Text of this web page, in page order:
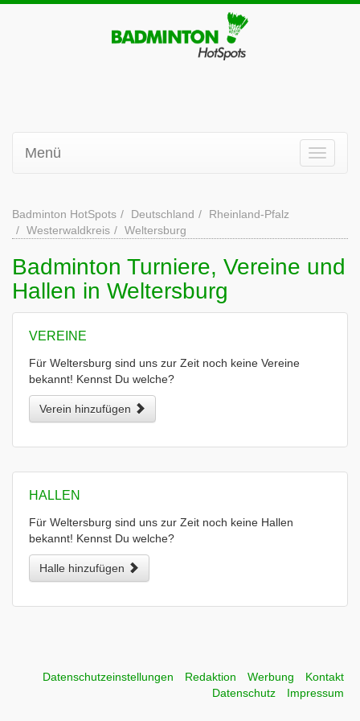
Menü
Badminton HotSpots Deutschland
Rheinland-Pfalz
Westerwaldkreis
Weltersburg
Badminton Turniere, Vereine und
Hallen in Weltersburg
VEREINE
Für Weltersburg sind uns zur Zeit noch keine Vereine
bekannt! Kennst Du welche?
Verein hinzufügen
HALLEN
Für Weltersburg sind uns zur Zeit noch keine Hallen
bekannt! Kennst Du welche?
Halle hinzufügen
Datenschutzeinstellungen Redaktion Werbung
Kontakt
Datenschutz
Impressum